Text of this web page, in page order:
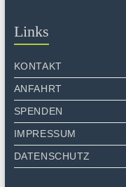
Links
KONTAKT
ANFAHRT
SPENDEN
IMPRESSUM
DATENSCHUTZ